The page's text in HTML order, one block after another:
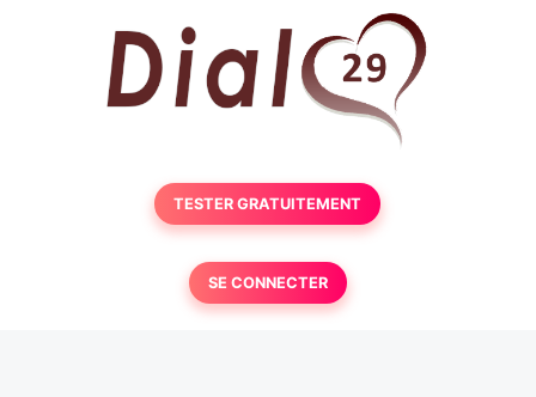
TESTER GRATUITEMENT
SE CONNECTER